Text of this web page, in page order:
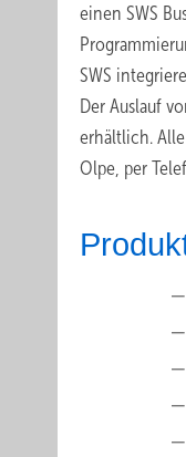
einen SWS
SWS
Der Auslauf
erhältlich.
Olpe, per